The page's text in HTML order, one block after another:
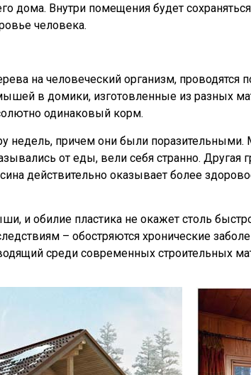
дома. Внутри помещения будет
человека.
на человеческий организм,
в домики, изготовленные из разных
одинаковый корм.
недель, причем они были
от еды, вели себя странно. Другая
действительно оказывает более
и обилие пластика не окажет столь
– обостряются хронические
среди современных строительных